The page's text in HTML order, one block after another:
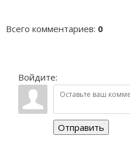
Всего комментариев: 0
Войдите:
Отправить